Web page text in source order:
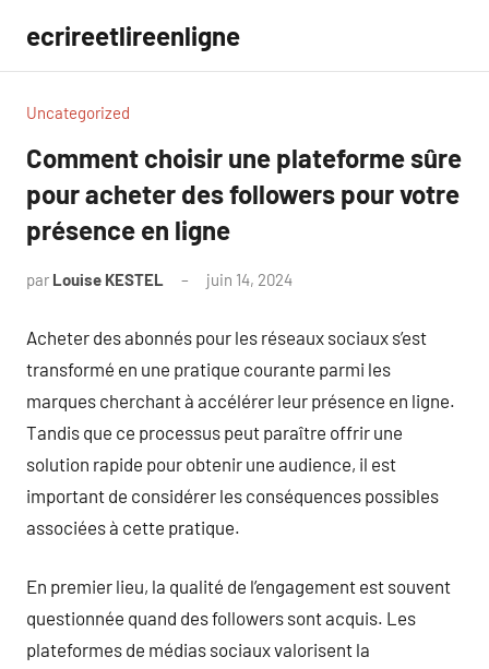
contenu
ecrireetlireenligne
Uncategorized
Comment choisir une plateforme sûre
pour acheter des followers pour votre
présence en ligne
par Louise KESTEL juin 14, 2024
Acheter des abonnés pour les réseaux sociaux s’est
transformé en une pratique courante parmi les
marques cherchant à accélérer leur présence en ligne.
Tandis que ce processus peut paraître offrir une
solution rapide pour obtenir une audience, il est
important de considérer les conséquences possibles
associées à cette pratique.
En premier lieu, la qualité de l’engagement est souvent
questionnée quand des followers sont acquis. Les
plateformes de médias sociaux valorisent la